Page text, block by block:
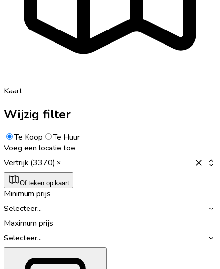
Kaart
Wijzig filter
Te Koop
Te Huur
Voeg een locatie toe
Vertrijk (3370)
Of teken op kaart
Minimum prijs
Selecteer...
Maximum prijs
Selecteer...